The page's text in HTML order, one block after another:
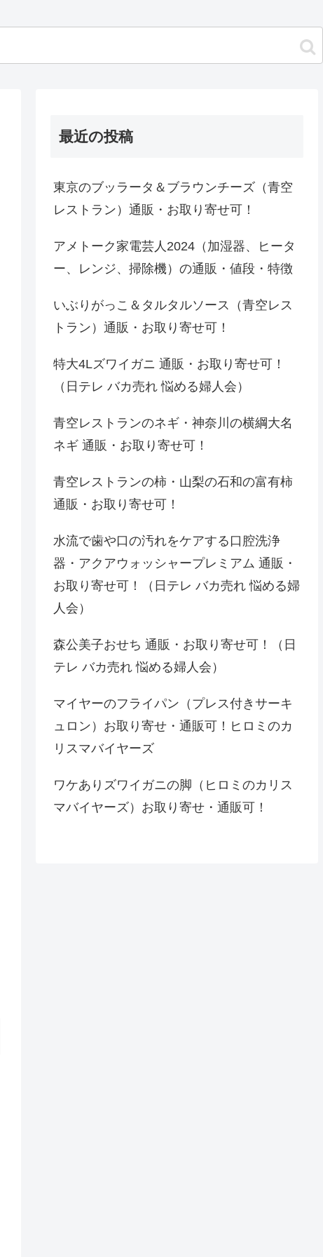
最近の投稿
東京のブッラータ＆ブラウンチーズ（青空
レストラン）通販・お取り寄せ可！
アメトーク家電芸人2024（加湿器、ヒータ
ー、レンジ、掃除機）の通販・値段・特徴
いぶりがっこ＆タルタルソース（青空レス
トラン）通販・お取り寄せ可！
特大4Lズワイガニ 通販・お取り寄せ可！
（日テレ バカ売れ 悩める婦人会）
青空レストランのネギ・神奈川の横綱大名
ネギ 通販・お取り寄せ可！
青空レストランの柿・山梨の石和の富有柿
通販・お取り寄せ可！
水流で歯や口の汚れをケアする口腔洗浄
器・アクアウォッシャープレミアム 通販・
お取り寄せ可！（日テレ バカ売れ 悩める婦
人会）
森公美子おせち 通販・お取り寄せ可！（日
テレ バカ売れ 悩める婦人会）
マイヤーのフライパン（プレス付きサーキ
ュロン）お取り寄せ・通販可！ヒロミのカ
リスマバイヤーズ
ワケありズワイガニの脚（ヒロミのカリス
マバイヤーズ）お取り寄せ・通販可！